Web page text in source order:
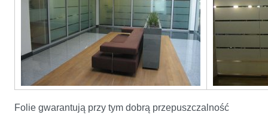
Folie gwarantują przy tym dobrą przepuszczalność